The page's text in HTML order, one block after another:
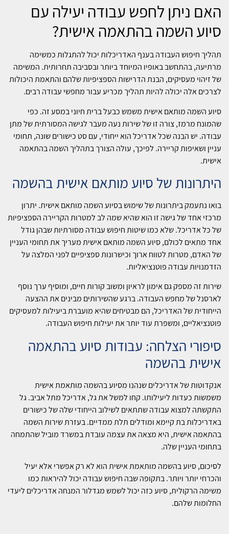
האם ניתן לחפש עבודה יעילה עם
סיוע השמה בהתאמה אישית?
תהליך חיפוש העבודה בענף האדריכלות יכול להתגלות כמשימה
מרתיעה, בהתחשב באופיו המיוחד ביותר ובסביבה תחרותית. המשימה
של זיהוי מעסיקים, הבנת הדרישות הספציפיות שלהם והתאמת היכולות
לצרכים אלה יכולה להיות תהליך מכריע עבור מחפשי עבודה רבים.
סיוע השמה מותאם אישית משמש כבעל ברית חיוני במסע זה. כפי
שהמונח מרמז, צורה זו של שירות נעה מעבר לגישה המסורתית של מתן
עבודה. יש הבנה שכל אדריכל הוא ייחודי, עם סט כישורים שונה, תחומי
עניין ושאיפות קריירה. לפיכך, עולה הצורך בתהליך השמה בהתאמה
אישית.
היתרונות של סיוע מותאם אישית בהשמה
בואו נתעמק ביתרונות של שימוש בסיוע השמה מותאם אישית. יתרון
מרכזי אחד של גישה זו הוא שהיא שמה לב למטרות הקריירה הספציפיות
של כל אדריכל. שלא כמו שיטות חיפוש עבודה מסורתיות שבהן גודל
אחד מתאים לכולם, סיוע השמה מותאם אישית מעריך את תחומי העניין
של האדם, מטרות לטווח ארוך וכישרונות ספציפיים לפני המלצה על
הזדמנויות עבודה פוטנציאליות.
שירות זה מספק גם אימון לראיון ומשוב קורות חיים, ומוסיף ערך נוסף
לארסנל של מחפש העבודה. ברגע שהשירותים מבינים את ההצעה
הייחודית של האדריכל, הם מבטיחים שהיא מועברת ביעילות למעסיקים
פוטנציאליים, ומשפרת עוד יותר את יעילות חיפוש העבודה.
סיפורי הצלחה: עבודות סיוע בהתאמה
אישית בהשמה
אנקדוטות של אדריכלים שנהנו מסיוע בהשמה מותאמת אישית
משמשות כעדות ליעילותו. קחו למשל את גל, אדריכל מתל אביב. גל
התקשתה למצוא עבודה שתתאים לשילוב הייחודי שלה של כישורים
באדריכלות בת קיימא ומודלים תלת ממדיים. בעזרת שירות השמה
בהתאמה אישית, היא מצאה את עצמה עובדת במשרד מוביל שהתמחה
בתחומי העניין שלה.
לסיכום, סיוע בהשמה מותאמת אישית הוא לא רק אפשרי אלא יעיל
והכרחי יותר ויותר. בתקופה שבה חיפוש עבודה יכול להיראות כמו
משימה הרקולית, סיוע כזה יכול לשמש מגדלור המנחה אדריכלים ליעדי
החלומות שלהם.